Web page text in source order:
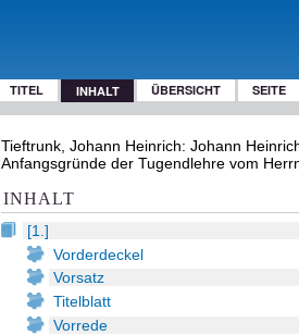
TITEL INHALT ÜBERSICHT SEITE
Tieftrunk, Johann Heinrich: Johann
Anfangsgründe der Tugendlehre vom
INHALT
[1.]
Vorderdeckel
Vorsatz
Titelblatt
Vorrede